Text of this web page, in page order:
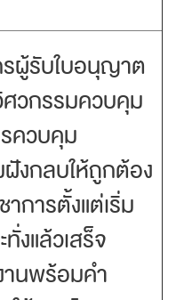
ผู้รับใบอนุญาต
วกรรมควบคุม
ารควบคุม
งกลบให้ถูกต้อง
การตั้งแต่เริ่ม
ทั่งแล้วเสร็จ
านพร้อมคำ